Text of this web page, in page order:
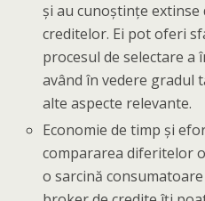
și au cunoștințe extinse
creditelor. Ei pot oferi
procesul de selectare
având în vedere gradul
alte aspecte relevante.
Economie de timp și
compararea diferitelor
o sarcină